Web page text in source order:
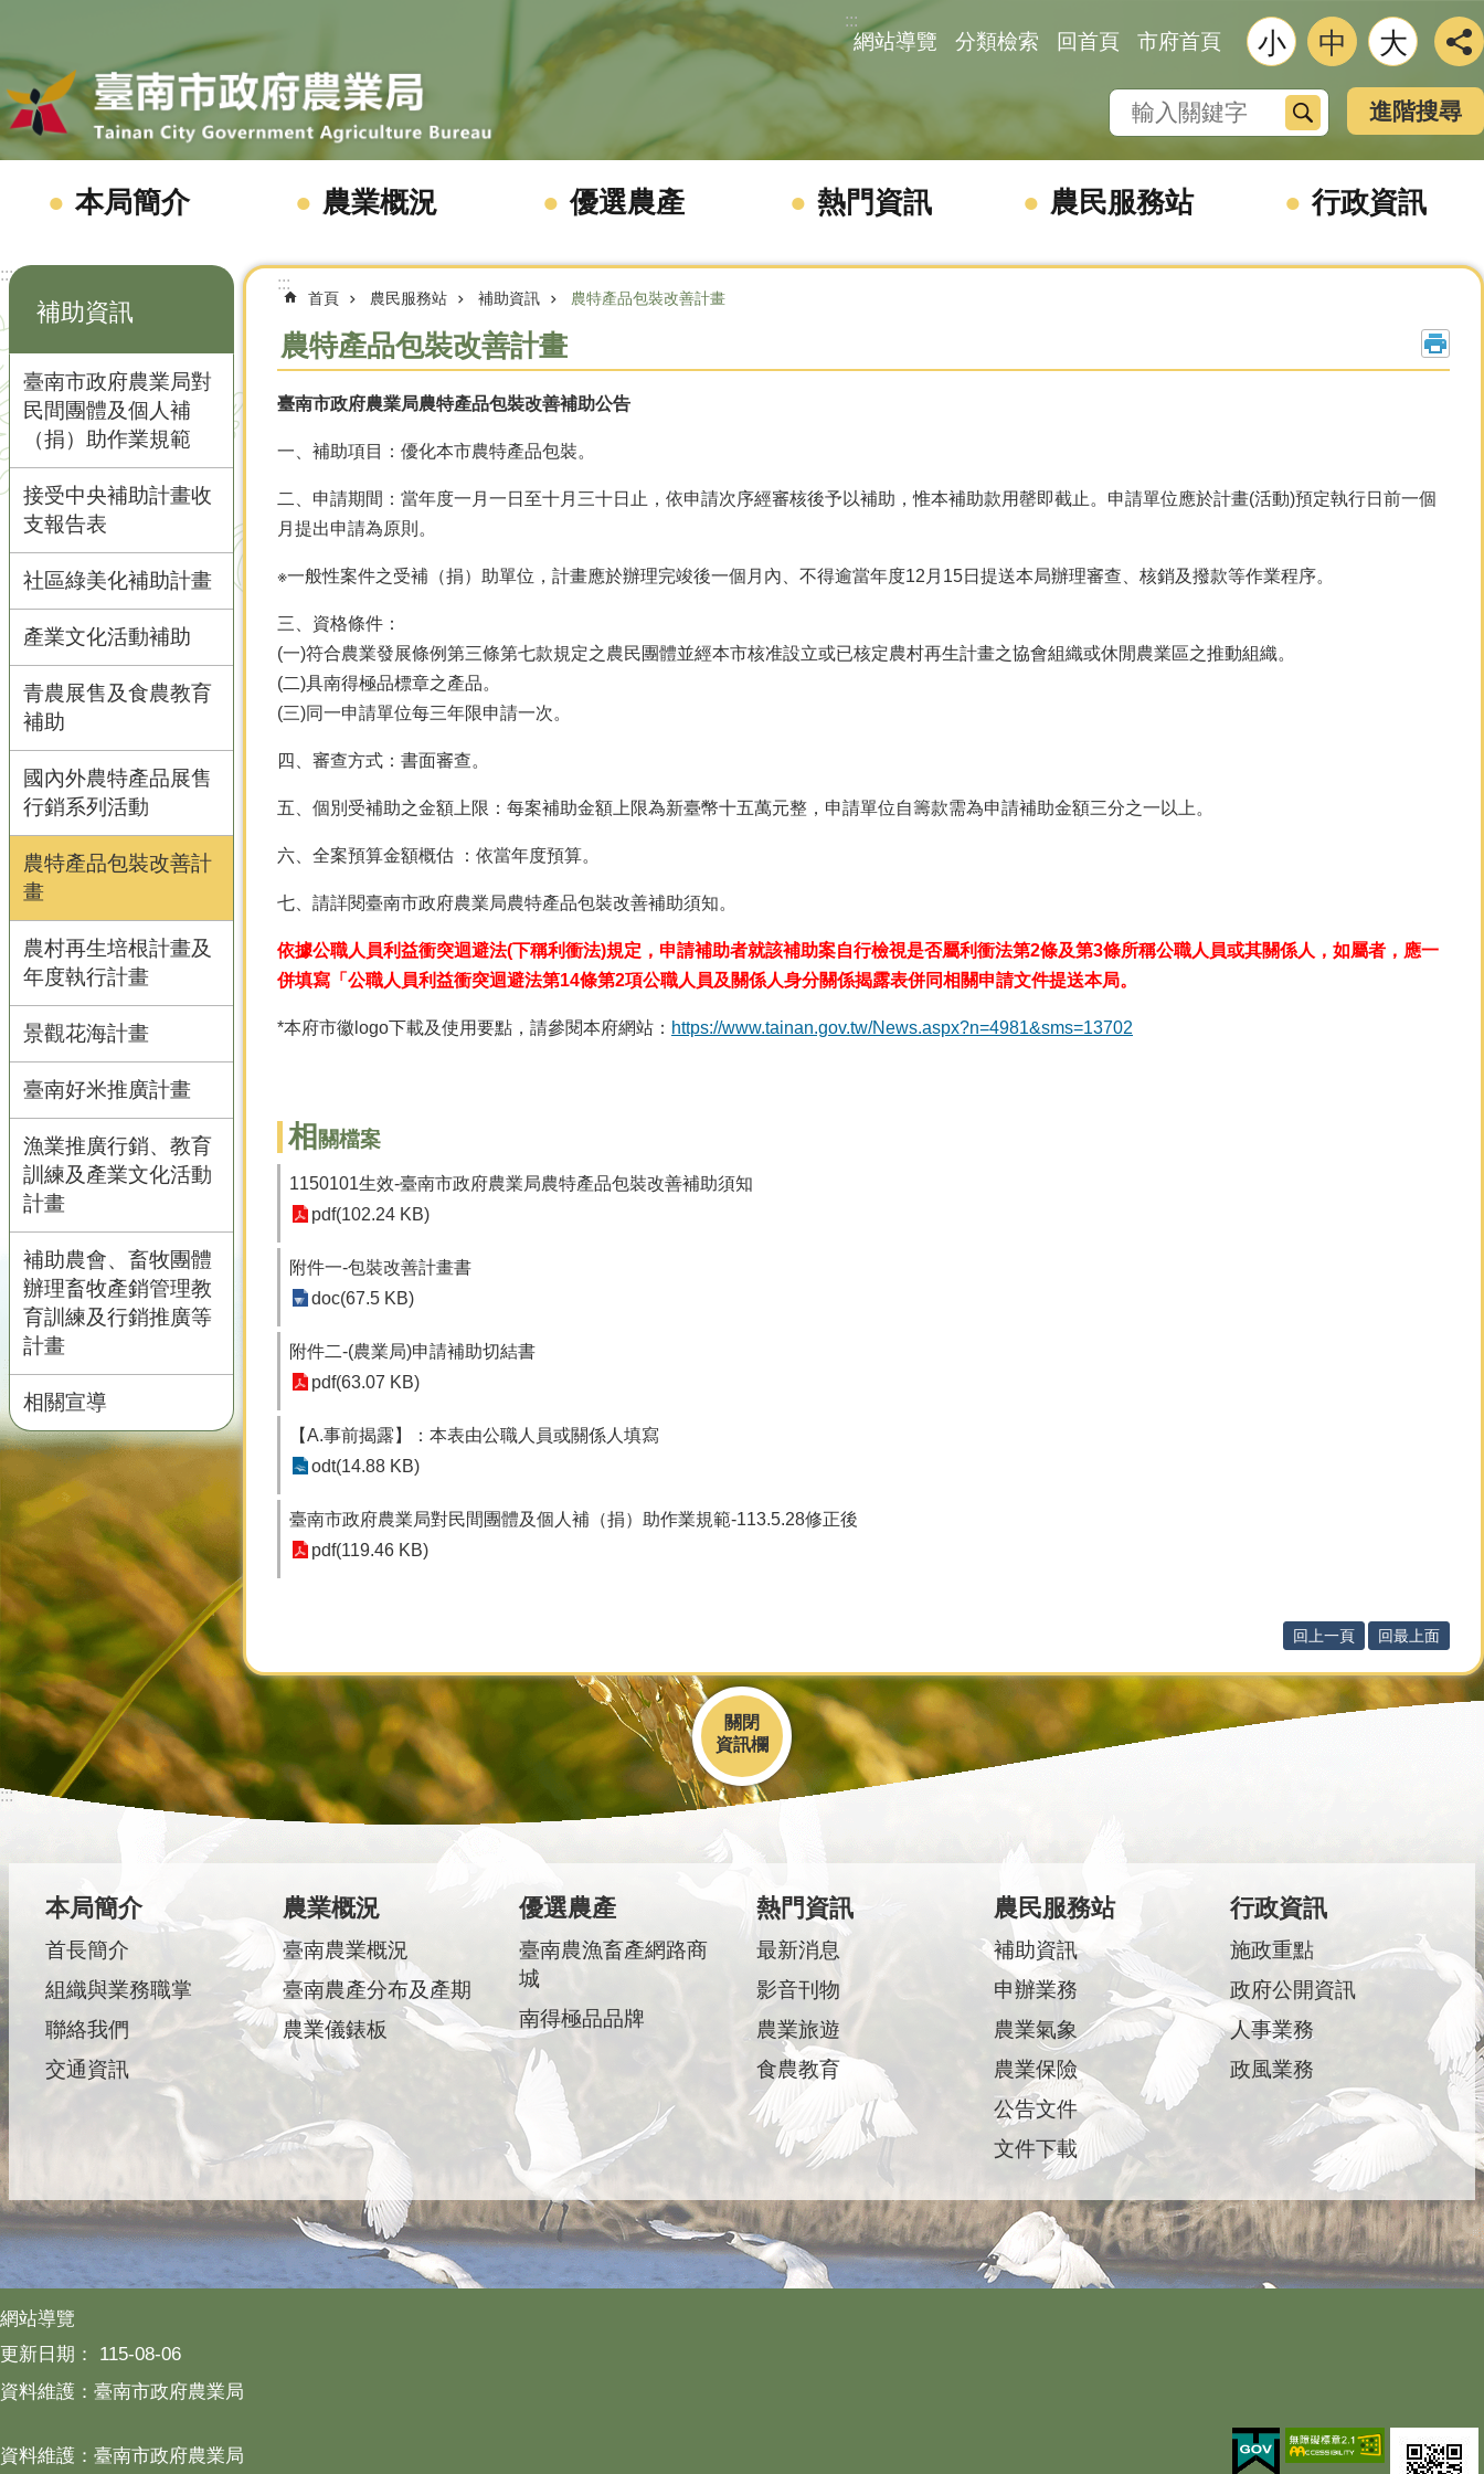
:::
網站導覽 分類檢索 回首頁 市府首頁 小 中 大
搜尋 進階搜尋
本局簡介 農業概況 優選農產 熱門資訊 農民服務站 行政資訊
:::
補助資訊
臺南市政府農業局對
民間團體及個人補
（捐）助作業規範
接受中央補助計畫收
支報告表
社區綠美化補助計畫
產業文化活動補助
青農展售及食農教育
補助
國內外農特產品展售
行銷系列活動
農特產品包裝改善計
畫
農村再生培根計畫及
年度執行計畫
景觀花海計畫
臺南好米推廣計畫
漁業推廣行銷、教育
訓練及產業文化活動
計畫
補助農會、畜牧團體
辦理畜牧產銷管理教
育訓練及行銷推廣等
計畫
相關宣導
:::
首頁 農民服務站 補助資訊 農特產品包裝改善計畫
農特產品包裝改善計畫
臺南市政府農業局農特產品包裝改善補助公告
一、補助項目：優化本市農特產品包裝。
二、申請期間：當年度一月一日至十月三十日止，依申請次序經審核後予以補助，惟本補助款用罄即截止。申請單位應於計畫(活動)預定執行日前一個
月提出申請為原則。
※一般性案件之受補（捐）助單位，計畫應於辦理完竣後一個月內、不得逾當年度12月15日提送本局辦理審查、核銷及撥款等作業程序。
三、資格條件：
(一)符合農業發展條例第三條第七款規定之農民團體並經本市核准設立或已核定農村再生計畫之協會組織或休閒農業區之推動組織。
(二)具南得極品標章之產品。
(三)同一申請單位每三年限申請一次。
四、審查方式：書面審查。
五、個別受補助之金額上限：每案補助金額上限為新臺幣十五萬元整，申請單位自籌款需為申請補助金額三分之一以上。
六、全案預算金額概估 ：依當年度預算。
七、請詳閱臺南市政府農業局農特產品包裝改善補助須知。
依據公職人員利益衝突迴避法(下稱利衝法)規定，申請補助者就該補助案自行檢視是否屬利衝法第2條及第3條所稱公職人員或其關係人，如屬者，應一
併填寫「公職人員利益衝突迴避法第14條第2項公職人員及關係人身分關係揭露表併同相關申請文件提送本局。
*本府市徽logo下載及使用要點，請參閱本府網站： https://www.tainan.gov.tw/News.aspx?n=4981&sms=13702
相 關檔案
1150101生效-臺南市政府農業局農特產品包裝改善補助須知
pdf(102.24 KB)
附件一-包裝改善計畫書
doc(67.5 KB)
附件二-(農業局)申請補助切結書
pdf(63.07 KB)
【A.事前揭露】：本表由公職人員或關係人填寫
odt(14.88 KB)
臺南市政府農業局對民間團體及個人補（捐）助作業規範-113.5.28修正後
pdf(119.46 KB)
回上一頁 回最上面
關閉
:::
本局簡介
首長簡介
組織與業務職掌
聯絡我們
交通資訊
農業概況
臺南農業概況
臺南農產分布及產期
農業儀錶板
優選農產
臺南農漁畜產網路商
城
南得極品品牌
熱門資訊
最新消息
影音刊物
農業旅遊
食農教育
農民服務站
補助資訊
申辦業務
農業氣象
農業保險
公告文件
文件下載
行政資訊
施政重點
政府公開資訊
人事業務
政風業務
網站導覽
更新日期：
115-08-06
資料維護：臺南市政府農業局
資料維護：臺南市政府農業局